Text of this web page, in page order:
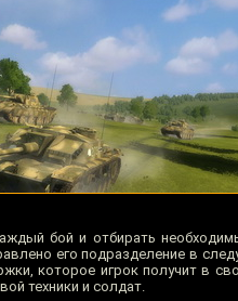
бой и отбирать
его подразделение в
которое игрок получит в
техники и солдат.